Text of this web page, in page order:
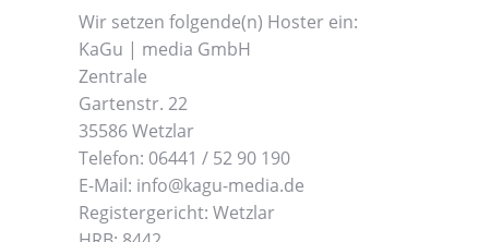
Wir setzen folgende(n) Hoster ein:
KaGu | media GmbH
Zentrale
Gartenstr. 22
35586 Wetzlar
Telefon: 06441 / 52 90 190
E-Mail: info@kagu-media.de
Registergericht: Wetzlar